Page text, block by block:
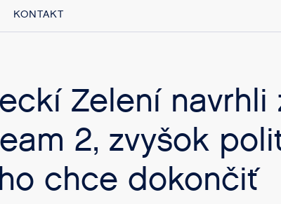
KONTAKT
Zelení navrhli
2, zvyšok
chce dokončiť